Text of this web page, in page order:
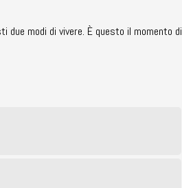
due modi di vivere. È questo il momento di